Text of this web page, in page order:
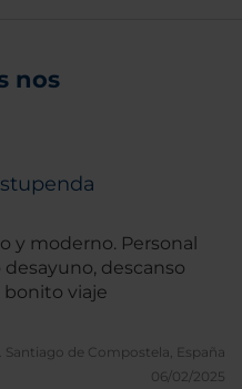
nos
y moderno. Personal
descanso
bonito viaje
Santiago de Compostela, España
06/02/2025